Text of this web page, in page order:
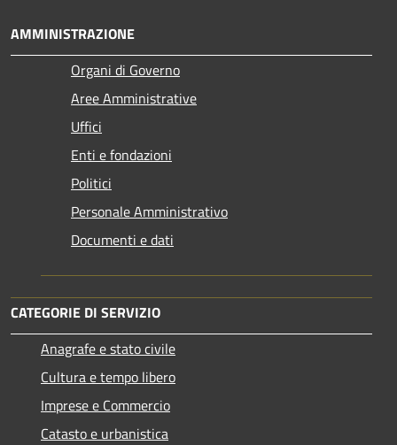
AMMINISTRAZIONE
Organi di Governo
Aree Amministrative
Uffici
Enti e fondazioni
Politici
Personale Amministrativo
Documenti e dati
CATEGORIE DI SERVIZIO
Anagrafe e stato civile
Cultura e tempo libero
Imprese e Commercio
Catasto e urbanistica